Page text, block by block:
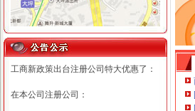
工商新政策出台注册公司特大优惠了：
在本公司注册公司：